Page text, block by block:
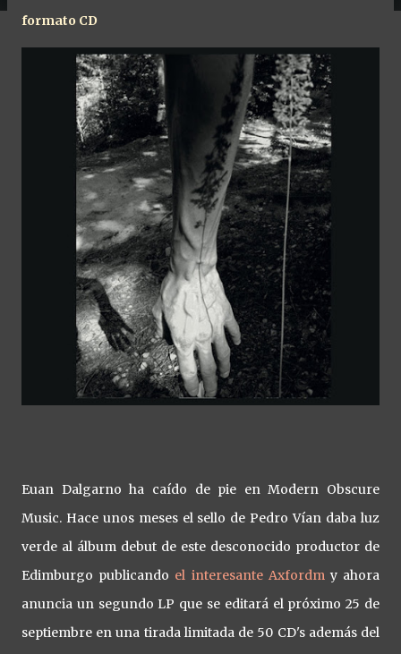
formato CD
Euan Dalgarno ha caído de pie en Modern Obscure
Music. Hace unos meses el sello de Pedro Vían daba luz
verde al álbum debut de este desconocido productor de
Edimburgo publicando el interesante Axfordmy ahora
anuncia un segundo LP que se editará el próximo 25 de
septiembre en una tirada limitada de 50 CD's además del